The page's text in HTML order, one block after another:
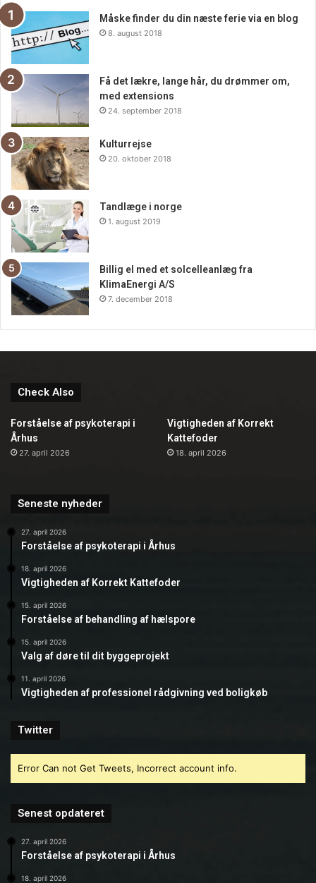
Strategisk tænkning og
beslutningstagning
Ledere skal ofte træffe vigtige beslutninger under pres. En
lederuddannelse styrker evnen til strategisk tænkning, så
ledere kan analysere komplekse situationer og træffe
beslutninger baseret på data og indsigt. Dette er
afgørende for at kunne navigere i et konkurrencepræget
marked og sikre virksomhedens langsigtede succes.
Afslutning
Sammenfattende er en lederuddannelse en værdifuld
investering for enhver, der ønsker at forbedre sine
ledelsesevner. Ved at udvikle nøglekompetencer som
kommunikation, motivation, konflikthåndtering og
strategisk tænkning bliver ledere bedre rustet til at skabe
Måske finder du din næste ferie via en blog
8. august 2018
Få det lækre, lange hår, du drømmer om,
med extensions
24. september 2018
Kulturrejse
20. oktober 2018
Tandlæge i norge
1. august 2019
Billig el med et solcelleanlæg fra
KlimaEnergi A/S
7. december 2018
Check Also
Forståelse af psykoterapi i
Århus
27. april 2026
Vigtigheden af Korrekt
Kattefoder
18. april 2026
Seneste nyheder
27. april 2026
Forståelse af psykoterapi i Århus
18. april 2026
Vigtigheden af Korrekt Kattefoder
15. april 2026
Forståelse af behandling af hælspore
15. april 2026
Valg af døre til dit byggeprojekt
11. april 2026
Vigtigheden af professionel rådgivning ved boligkøb
Twitter
Error Can not Get Tweets, Incorrect account info.
Senest opdateret
27. april 2026
Forståelse af psykoterapi i Århus
18. april 2026